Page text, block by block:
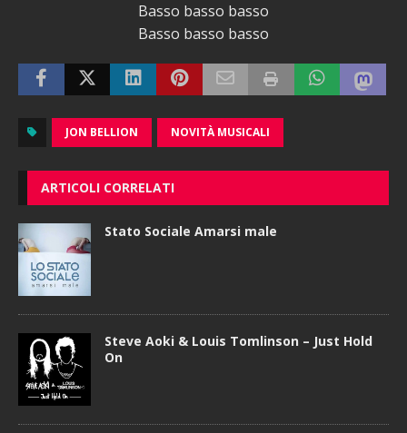
Basso basso basso
Basso basso basso
JON BELLION NOVITÀ MUSICALI
ARTICOLI CORRELATI
Stato Sociale Amarsi male
Steve Aoki & Louis Tomlinson – Just Hold
On